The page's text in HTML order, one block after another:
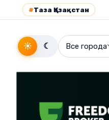
#Таза Қазақстан
☀ ☾ Все города